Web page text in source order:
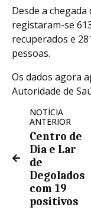
Desde a
registaram-se
recuperados e
pessoas.
Os dados agora
Autoridade de
NOTÍCIA
ANTERIOR
Centro de
Dia e Lar
de
Degolados
com 19
positivos